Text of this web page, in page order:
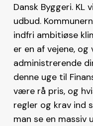
Dansk Byggeri. KL
udbud.
indfri ambitiøse
er en af vejene, og
administrerende
denne uge til
være rå pris, og
regler og krav ind
man se en massiv